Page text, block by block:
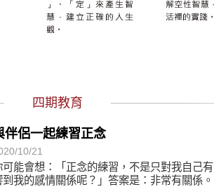
，讓生命更寬廣。
四期教育
伴侶一起練習正念
10/21
可能會想：「正念的練習，不是只對我自己
到我的感情關係呢？」答案是：非常有關係。